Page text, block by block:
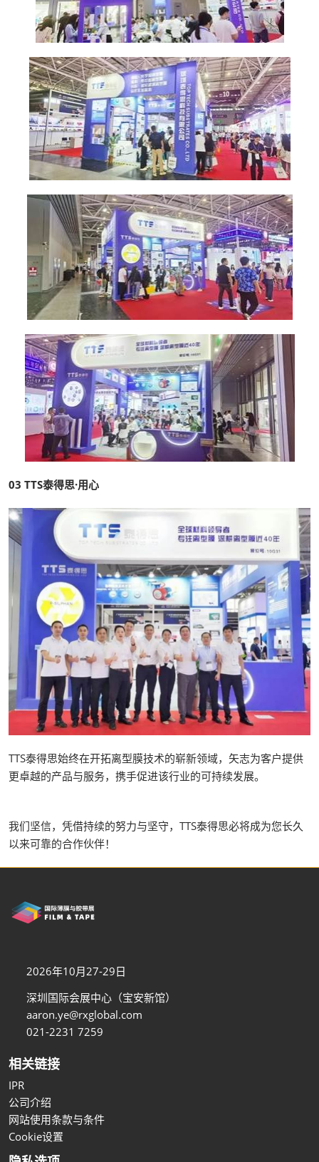
03 TTS泰得思·用心
TTS泰得思始终在开拓离型膜技术的崭新领域，矢志为客户提供
更卓越的产品与服务，携手促进该行业的可持续发展。
我们坚信，凭借持续的努力与坚守，TTS泰得思必将成为您长久
以来可靠的合作伙伴！
2026年10月27-29日
深圳国际会展中心（宝安新馆）
aaron.ye@rxglobal.com
021-2231 7259
相关链接
IPR
公司介绍
网站使用条款与条件
Cookie设置